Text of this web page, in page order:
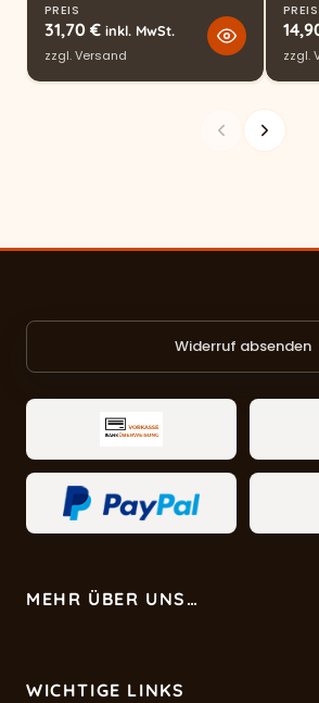
PREIS
31,70 € inkl. MwSt.
zzgl.Versand
PREIS
zzgl.
Widerruf absenden
MEHR ÜBER UNS…
WICHTIGE LINKS